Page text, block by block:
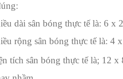
sân bóng thực tế là: 6 x
sân bóng thực tế là: 4 x
sân bóng thực tế là; 12 x